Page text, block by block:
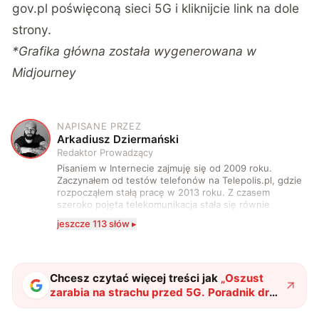
gov.pl poświęconą sieci 5G i kliknijcie link na dole
strony.
*Grafika główna została wygenerowana w
Midjourney
A
NAPISANE PRZEZ
Arkadiusz Dziermański
Redaktor Prowadzący
Pisaniem w Internecie zajmuję się od 2009 roku.
Zaczynałem od testów telefonów na Telepolis.pl, gdzie
rozpocząłem stałą pracę w 2013 roku. Z czasem
szeroko pojęta telekomunikacja stała się równie
że do urządzeń mobilnych dołączył też inny sprzęt
środku nocy. Od 2019 roku śledzę i opisuję ruchy
antykomórkowe w Polsce i na świecie. Poziom
wylewanego przez nie hejtu świadczy o tym, że robię
to dobrze. Na przestrzeni ostatnich lat moje teksty
jeszcze 113 słów ▸
Chcesz czytać więcej treści jak „Oszust
zarabia na strachu przed 5G. Poradnik dr
inż. Jerzy Weber dostępny za darmo"?